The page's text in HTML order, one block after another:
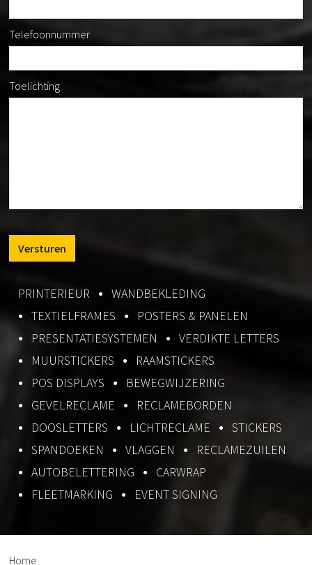
Telefoonnummer
Toelichting
PRINTERIEUR
WANDBEKLEDING
TEXTIELFRAMES
POSTERS & PANELEN
PRESENTATIESYSTEMEN
VERDIKTE LETTERS
MUURSTICKERS
RAAMSTICKERS
POS DISPLAYS
BEWEGWIJZERING
GEVELRECLAME
RECLAMEBORDEN
DOOSLETTERS
LICHTRECLAME
STICKERS
SPANDOEKEN
VLAGGEN
RECLAMEZUILEN
AUTOBELETTERING
CARWRAP
FLEETMARKING
EVENT SIGNING
Home